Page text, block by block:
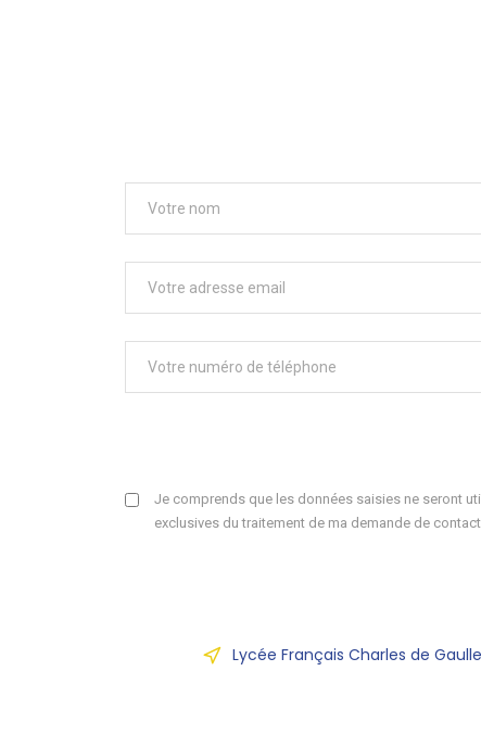
Je comprends que les données saisies ne seront
exclusives du traitement de ma demande de
Lycée Français Charles de